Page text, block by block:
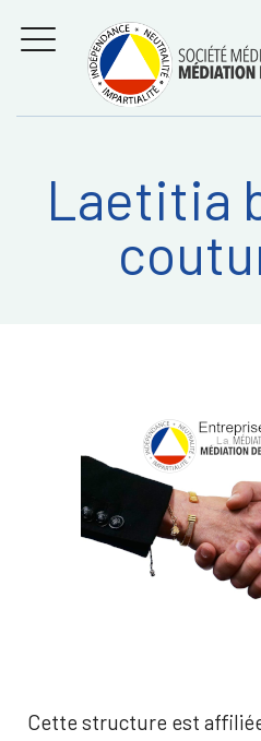
Régler les litiges
entre
consommateurs et
professionnels avec
la médiation de la
consommation
MENU
Recherche
Laetitia
Cette structure est